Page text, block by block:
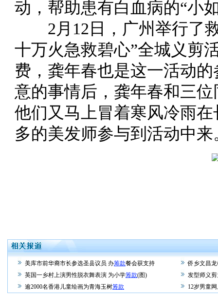
动，帮助患有白血病的“小
2月12日，广州举行了救
十万火急救碧心”全城义剪
费，龚年春也是这一活动
意的事情后，龚年春和三
他们又马上冒着寒风冷雨
多的美发师参与到活动中来
美库市前华裔市长参选圣县议员 办筹款餐会获支持
侨乡文昌
英国一乡村上演男性脱衣舞表演 为小学筹款(图)
发型师义
逾2000名香港儿童绘画为青海玉树筹款 12岁男童